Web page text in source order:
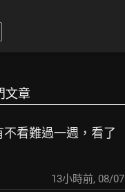
文章
不看難過一週，看了
13小時前, 08/07